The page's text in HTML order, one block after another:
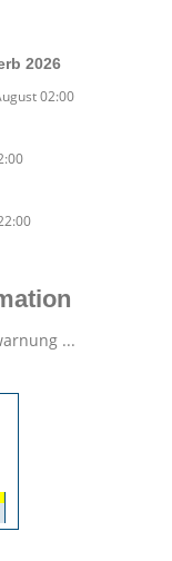
2026
02:00
...